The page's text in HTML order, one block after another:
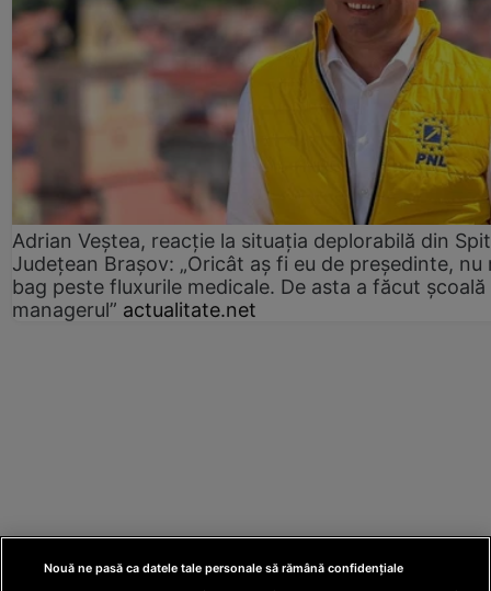
Adrian Veștea, reacție la situația deplorabilă din
Județean Brașov: „Oricât aș fi eu de președinte, nu
bag peste fluxurile medicale. De asta a făcut școală
managerul” actualitate.net
Nouă ne pasă ca datele tale personale să rămână confidențiale